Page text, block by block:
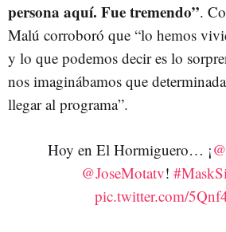
persona aquí. Fue tremendo”.
Malú corroboró que “lo hemos
y lo que podemos decir es lo
nos imaginábamos que
llegar al programa”.
Hoy en El Hormiguero… ¡
@JoseMotatv!
pic.twitter.com/